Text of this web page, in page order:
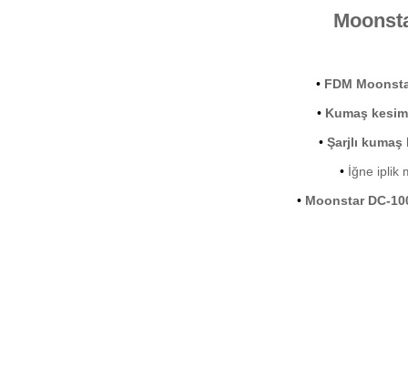
• FDM
• Kumaş
•Şarjlı
• İğne iplik
• Moonstar DC-